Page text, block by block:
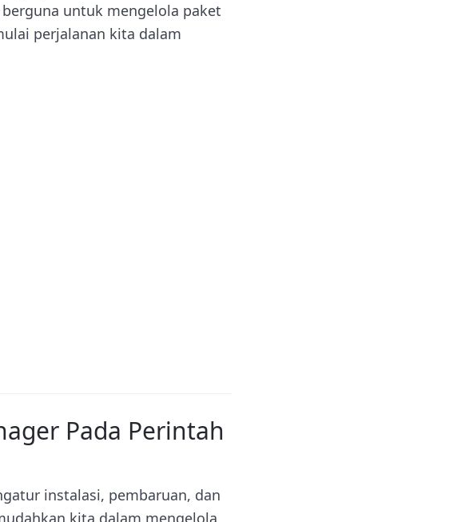
untuk mengelola paket
perjalanan kita dalam
Pada Perintah
instalasi, pembaruan, dan
kita dalam mengelola